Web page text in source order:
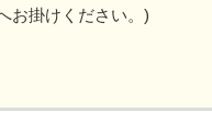
お掛けください。)